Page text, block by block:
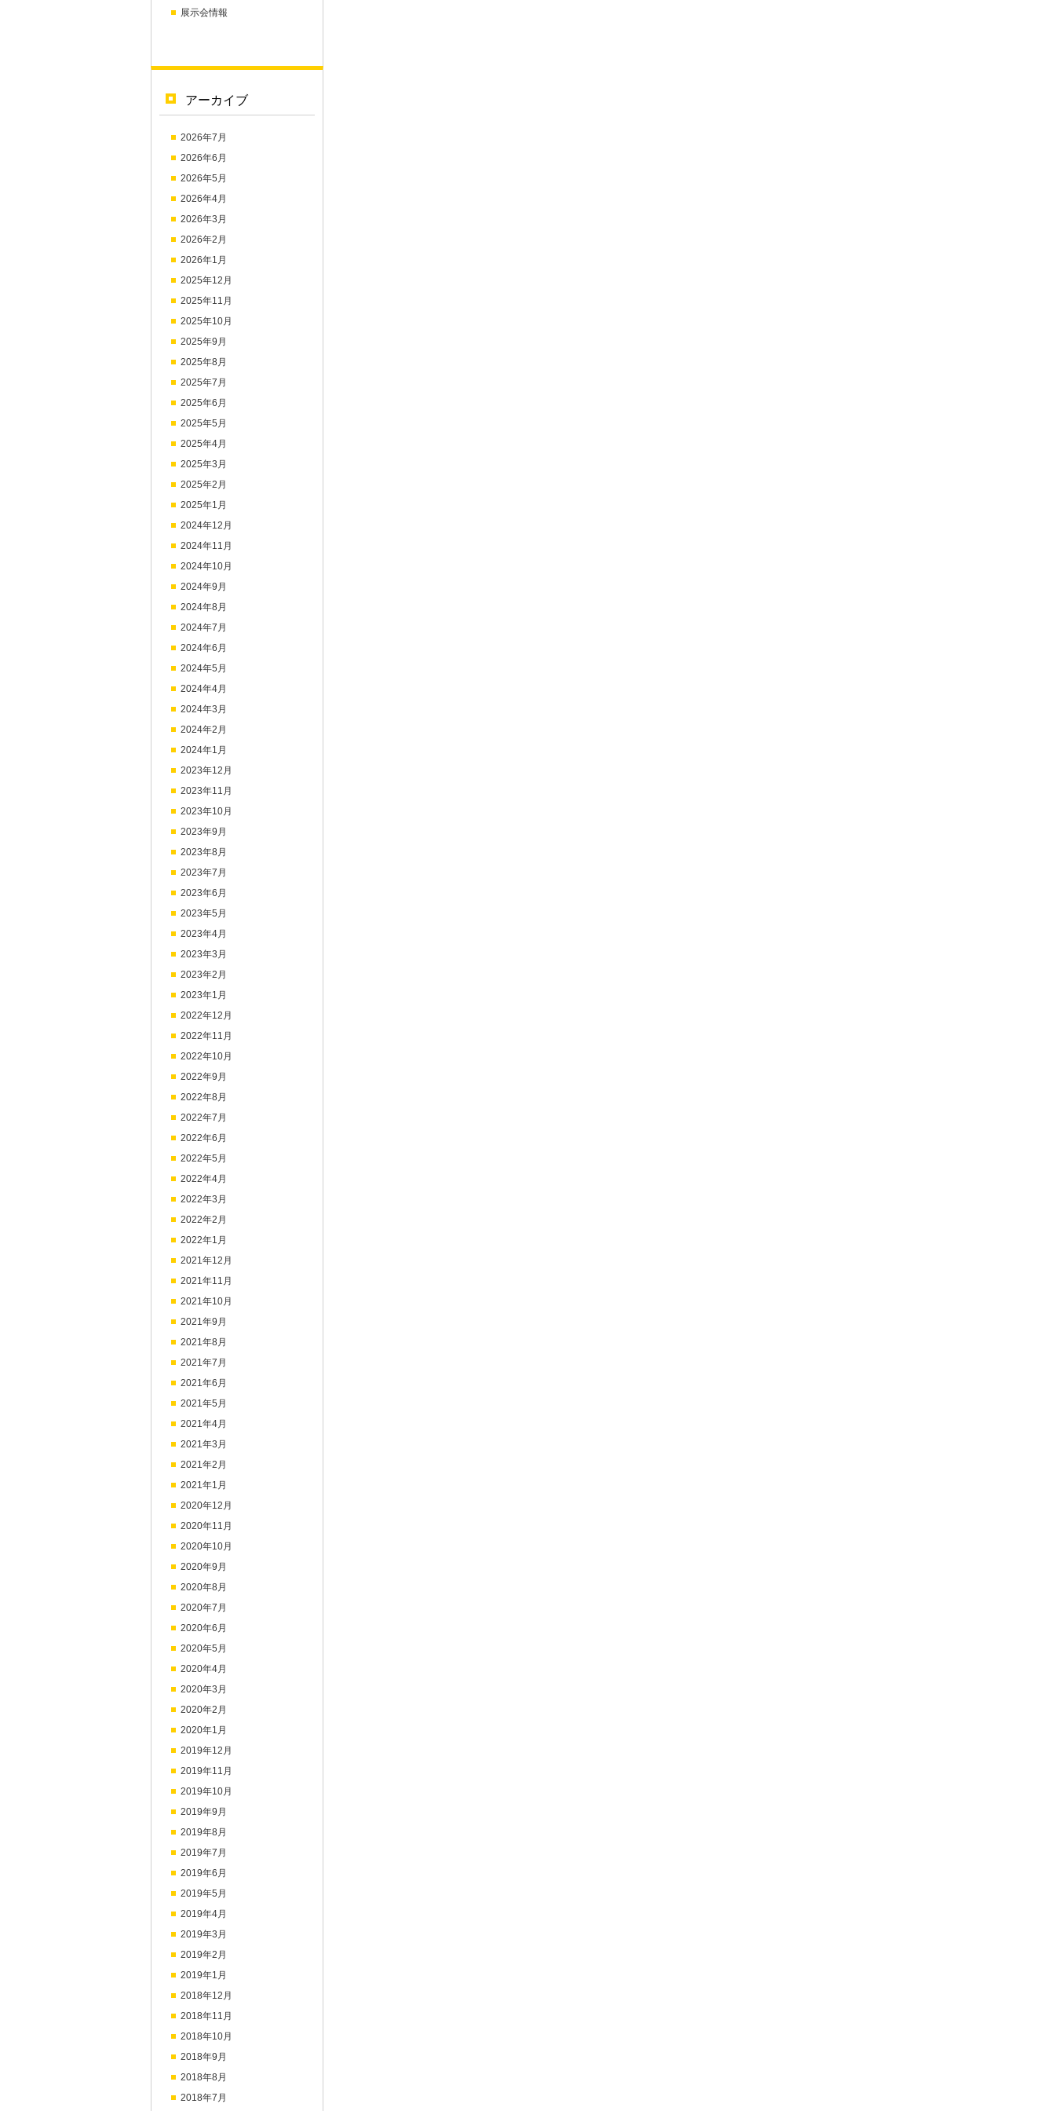
展示会情報
アーカイブ
2026年7月
2026年6月
2026年5月
2026年4月
2026年3月
2026年2月
2026年1月
2025年12月
2025年11月
2025年10月
2025年9月
2025年8月
2025年7月
2025年6月
2025年5月
2025年4月
2025年3月
2025年2月
2025年1月
2024年12月
2024年11月
2024年10月
2024年9月
2024年8月
2024年7月
2024年6月
2024年5月
2024年4月
2024年3月
2024年2月
2024年1月
2023年12月
2023年11月
2023年10月
2023年9月
2023年8月
2023年7月
2023年6月
2023年5月
2023年4月
2023年3月
2023年2月
2023年1月
2022年12月
2022年11月
2022年10月
2022年9月
2022年8月
2022年7月
2022年6月
2022年5月
2022年4月
2022年3月
2022年2月
2022年1月
2021年12月
2021年11月
2021年10月
2021年9月
2021年8月
2021年7月
2021年6月
2021年5月
2021年4月
2021年3月
2021年2月
2021年1月
2020年12月
2020年11月
2020年10月
2020年9月
2020年8月
2020年7月
2020年6月
2020年5月
2020年4月
2020年3月
2020年2月
2020年1月
2019年12月
2019年11月
2019年10月
2019年9月
2019年8月
2019年7月
2019年6月
2019年5月
2019年4月
2019年3月
2019年2月
2019年1月
2018年12月
2018年11月
2018年10月
2018年9月
2018年8月
2018年7月